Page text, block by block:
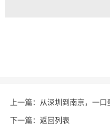
上一篇： 从深圳到南京，一
下一篇： 返回列表